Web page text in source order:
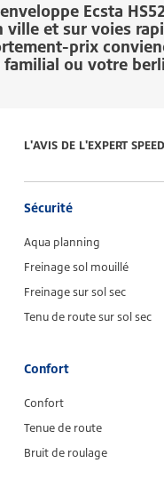
Ecsta
et sur voies
prix
ou votre
L'AVIS DE L'EXPERT
Sécurité
Aqua planning
Freinage sol mouillé
Freinage sur sol sec
Tenu de route sur sol sec
Confort
Confort
Tenue de route
Bruit de roulage